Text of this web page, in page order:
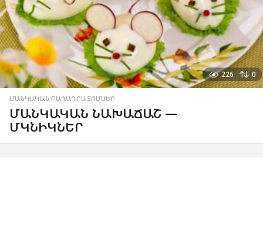
226 0
ՄԱՆԿԱԿԱՆ ԲԱՂԱԴՐԱՏՈՄՍԵՐ
ՄԱՆԿԱԿԱՆ ՆԱԽԱՃԱՇ —
ՄԿՆԻԿՆԵՐ